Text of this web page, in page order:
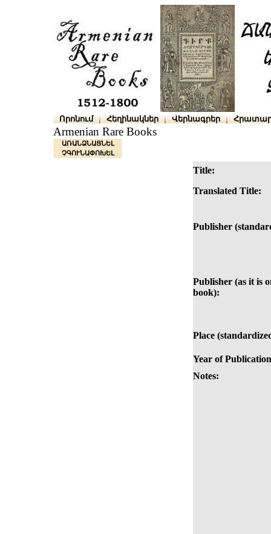
Որոնում Հեղինակներ Վերնագրեր
Armenian Rare Books
ԱՌԱՆՁՆԱՑՆԵԼ
ՉԳՈՒՆԱՓՈԽԵԼ
Title:
Translated Title:
Publisher
Publisher (as it is
book):
Place
Year of
Notes: